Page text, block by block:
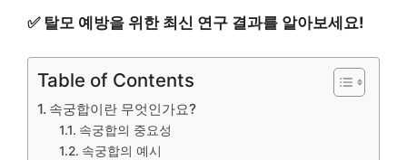
✅ 탈모 예방을 위한 최신 연구 결과를 알아보세요!
Table of Contents
속궁합이란 무엇인가요?
속궁합의 중요성
속궁합의 예시